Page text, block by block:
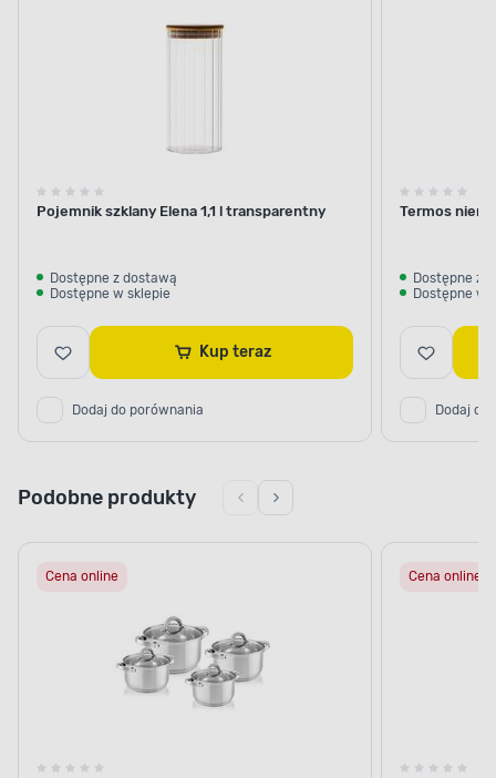
Pojemnik szklany Elena 1,1 l transparentny
Dostępne z dostawą
Dostępne w sklepie
Kup teraz
Dodaj do porównania
Termos
Dostępne z
Dostępne w
Dodaj do
Podobne produkty
Cena online Cena online